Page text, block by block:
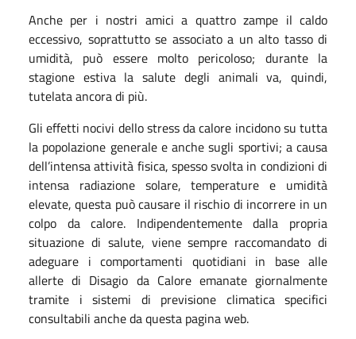
Anche per i nostri amici a quattro zampe il caldo
eccessivo, soprattutto se associato a un alto tasso di
umidità, può essere molto pericoloso; durante la
stagione estiva la salute degli animali va, quindi,
tutelata ancora di più.
Gli effetti nocivi dello stress da calore incidono su tutta
la popolazione generale e anche sugli sportivi; a causa
dell’intensa attività fisica, spesso svolta in condizioni di
intensa radiazione solare, temperature e umidità
elevate, questa può causare il rischio di incorrere in un
colpo da calore. Indipendentemente dalla propria
situazione di salute, viene sempre raccomandato di
adeguare i comportamenti quotidiani in base alle
allerte di Disagio da Calore emanate giornalmente
tramite i sistemi di previsione climatica specifici
consultabili anche da questa pagina web.